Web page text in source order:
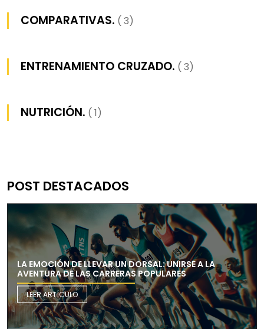
COMPARATIVAS. ( 3)
ENTRENAMIENTO CRUZADO. ( 3)
NUTRICIÓN. ( 1)
POST DESTACADOS
LA EMOCIÓN DE LLEVAR UN DORSAL: UNIRSE A LA
AVENTURA DE LAS CARRERAS POPULARES
LEER ARTÍCULO